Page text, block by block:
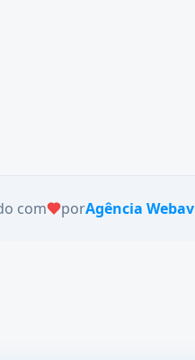
com porAgência Webav